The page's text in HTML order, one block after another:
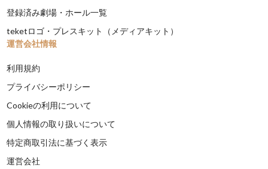
登録済み劇場・ホール一覧
teketロゴ・プレスキット（メディアキット）
運営会社情報
利用規約
プライバシーポリシー
Cookieの利用について
個人情報の取り扱いについて
特定商取引法に基づく表示
運営会社